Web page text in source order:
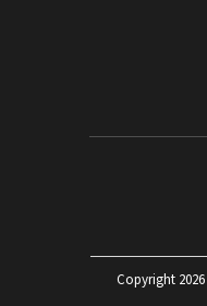
Copyright 2026